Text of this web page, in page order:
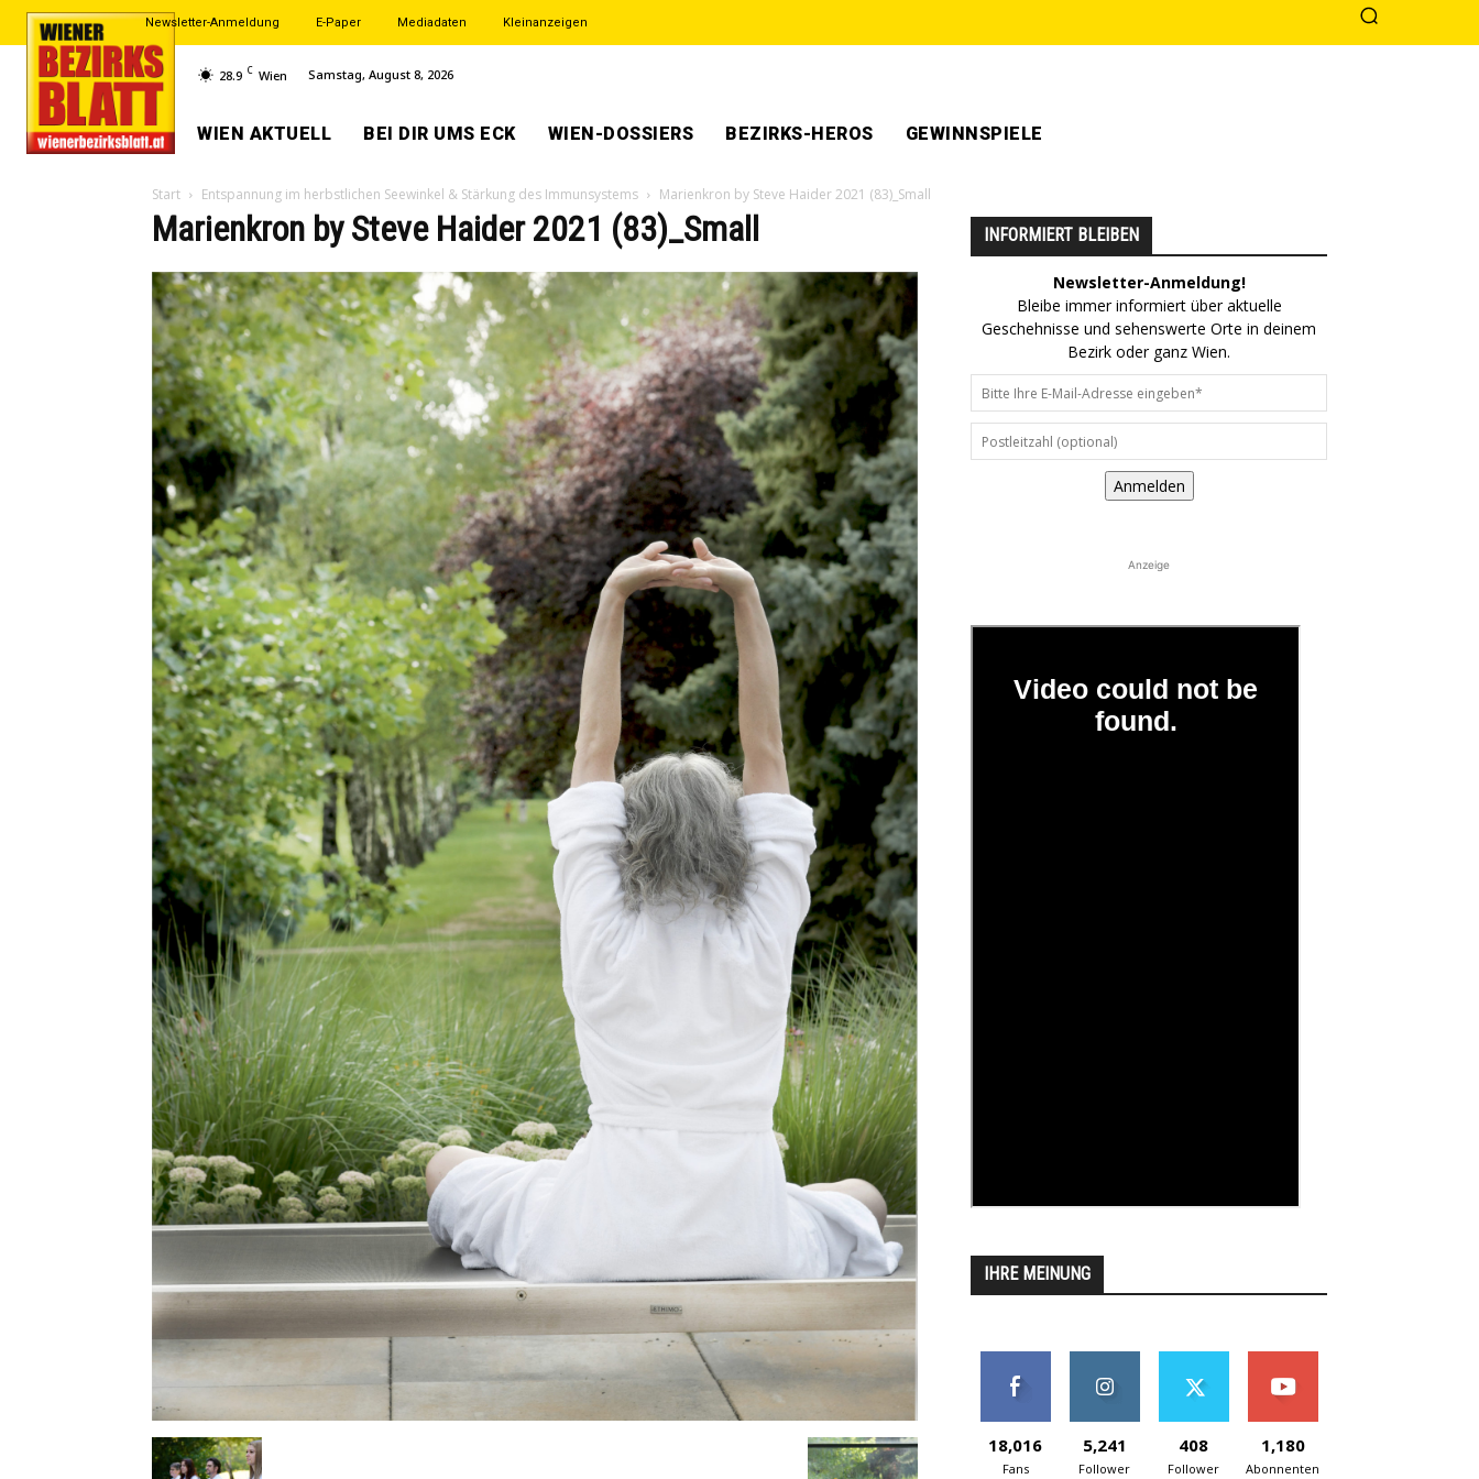
Newsletter-Anmeldung E-Paper Mediadaten Kleinanzeigen
28.9 C Wien Samstag, August 8, 2026
WIEN AKTUELL BEI DIR UMS ECK WIEN-DOSSIERS BEZIRKS-HEROS GEWINNSPIELE
Start Entspannung im herbstlichen Seewinkel & Stärkung des Immunsystems Marienkron by Steve Haider 2021 (83)_Small
Marienkron by Steve Haider 2021 (83)_Small INFORMIERT BLEIBEN
Newsletter-Anmeldung!
Bleibe immer informiert über aktuelle
Geschehnisse und sehenswerte Orte in deinem
Bezirk oder ganz Wien.
Anmelden
Anzeige
IHRE MEINUNG
18,016
Fans
5,241
Follower
408
Follower
1,180
Abonnenten